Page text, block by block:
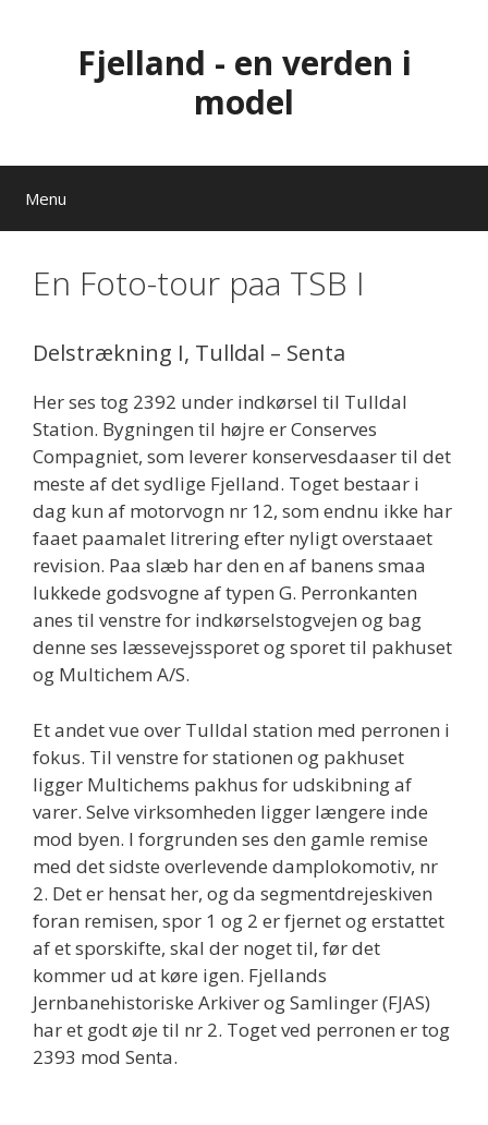
Fjelland - en verden i
model
Menu
En Foto-tour paa TSB I
Delstrækning I, Tulldal – Senta
Her ses tog 2392 under indkørsel til Tulldal
Station. Bygningen til højre er Conserves
Compagniet, som leverer konservesdaaser til det
meste af det sydlige Fjelland. Toget bestaar i
dag kun af motorvogn nr 12, som endnu ikke har
faaet paamalet litrering efter nyligt overstaaet
revision. Paa slæb har den en af banens smaa
lukkede godsvogne af typen G. Perronkanten
anes til venstre for indkørselstogvejen og bag
denne ses læssevejssporet og sporet til pakhuset
og Multichem A/S.
Et andet vue over Tulldal station med perronen i
fokus. Til venstre for stationen og pakhuset
ligger Multichems pakhus for udskibning af
varer. Selve virksomheden ligger længere inde
mod byen. I forgrunden ses den gamle remise
med det sidste overlevende damplokomotiv, nr
2. Det er hensat her, og da segmentdrejeskiven
foran remisen, spor 1 og 2 er fjernet og erstattet
af et sporskifte, skal der noget til, før det
kommer ud at køre igen. Fjellands
Jernbanehistoriske Arkiver og Samlinger (FJAS)
har et godt øje til nr 2. Toget ved perronen er tog
2393 mod Senta.